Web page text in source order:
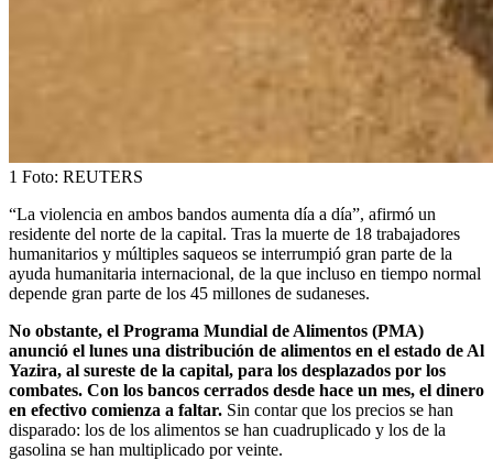
1 Foto: REUTERS
“La violencia en ambos bandos aumenta día a día”, afirmó un
residente del norte de la capital. Tras la muerte de 18 trabajadores
humanitarios y múltiples saqueos se interrumpió gran parte de la
ayuda humanitaria internacional, de la que incluso en tiempo normal
depende gran parte de los 45 millones de sudaneses.
No obstante, el Programa Mundial de Alimentos (PMA)
anunció el lunes una distribución de alimentos en el estado de Al
Yazira, al sureste de la capital, para los desplazados por los
combates. Con los bancos cerrados desde hace un mes, el dinero
en efectivo comienza a faltar. Sin contar que los precios se han
disparado: los de los alimentos se han cuadruplicado y los de la
gasolina se han multiplicado por veinte.